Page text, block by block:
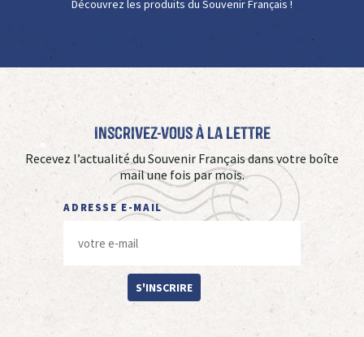
Découvrez les produits du Souvenir Français !
Inscrivez-vous à La Lettre
Recevez l’actualité du Souvenir Français dans votre boîte
mail une fois par mois.
ADRESSE E-MAIL
S'INSCRIRE